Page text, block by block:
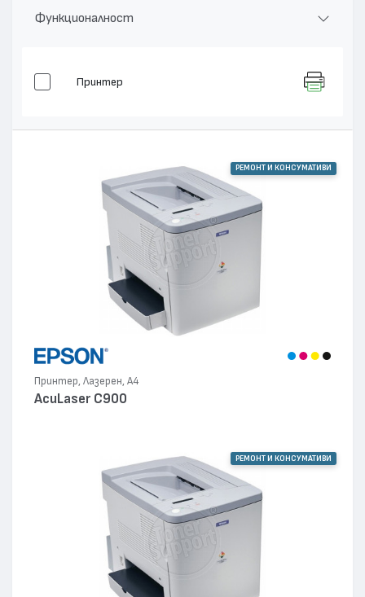
Функционалност
Принтер
РЕМОНТ И КОНСУМАТИВИ
Принтер, Лазерен, А4
AcuLaser C900
РЕМОНТ И КОНСУМАТИВИ